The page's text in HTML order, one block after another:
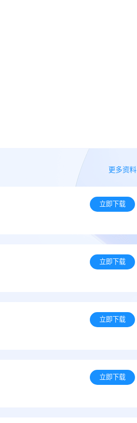
更多资料
立即下载
立即下载
立即下载
立即下载